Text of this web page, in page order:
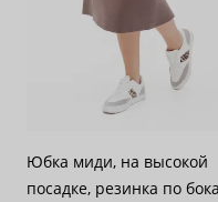
Юбка миди, на высокой
посадке, резинка по